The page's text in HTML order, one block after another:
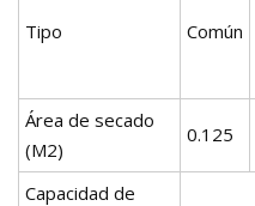
Tipo Común
Área de secado
(M2)
0.125
Capacidad de